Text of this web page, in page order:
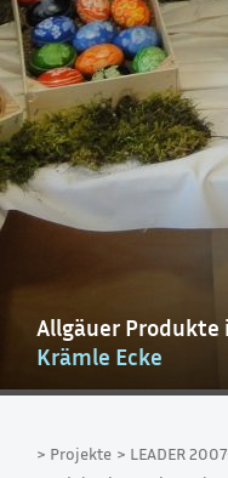
Allgäuer
Krämle Ecke
> Projekte > LEADER